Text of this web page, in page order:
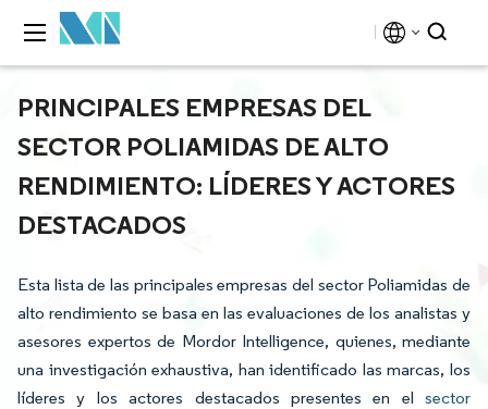
PRINCIPALES EMPRESAS DEL
SECTOR POLIAMIDAS DE ALTO
RENDIMIENTO: LÍDERES Y ACTORES
DESTACADOS
Esta lista de las principales empresas del sector Poliamidas de
alto rendimiento se basa en las evaluaciones de los analistas y
asesores expertos de Mordor Intelligence, quienes, mediante
una investigación exhaustiva, han identificado las marcas, los
líderes y los actores destacados presentes en el sector